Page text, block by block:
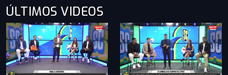
ÚLTIMOS VIDEOS